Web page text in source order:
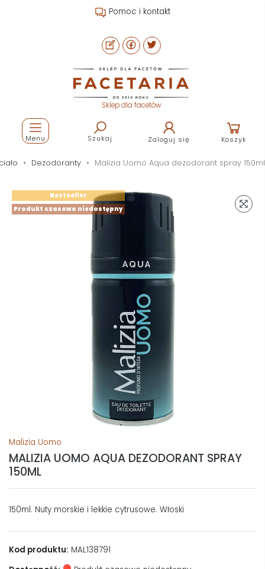
Pomoc i kontakt
Sklep dla facetów
Szukaj Zaloguj się Koszyk
Menu
Dezodoranty Malizia Uomo Aqua dezodorant spray 150ml
Produkt czasowo niedostępny
Bestseller
Malizia Uomo
MALIZIA UOMO AQUA DEZODORANT SPRAY
150ML
150ml. Nuty morskie i lekkie cytrusowe. Włoski
Kod produktu: MAL138791